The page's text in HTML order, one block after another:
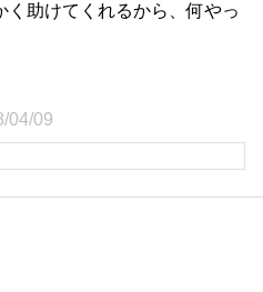
く助けてくれるから、何やっ
04/09